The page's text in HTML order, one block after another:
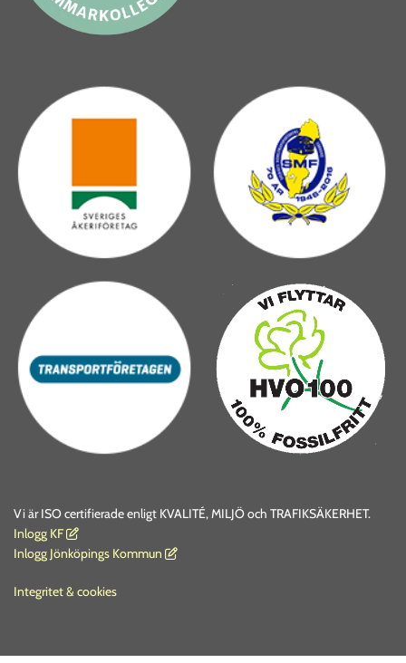
Vi är ISO certifierade enligt KVALITÉ, MILJÖ och TRAFIKSÄKERHET.
Inlogg KF 
Inlogg Jönköpings Kommun 
Integritet & cookies